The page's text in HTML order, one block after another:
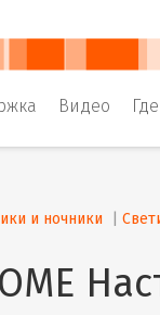
Видео
и ночники